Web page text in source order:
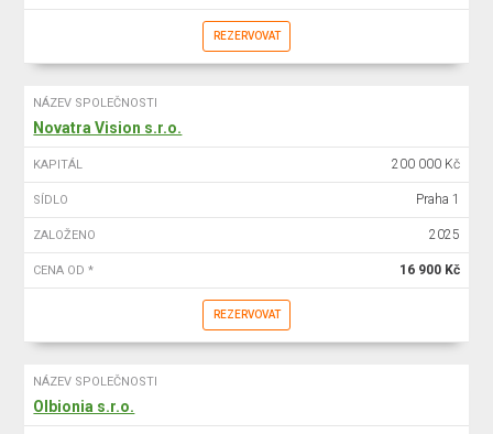
REZERVOVAT
NÁZEV SPOLEČNOSTI
Novatra Vision s.r.o.
KAPITÁL 200 000 Kč
SÍDLO Praha 1
ZALOŽENO 2025
CENA OD * 16 900 Kč
REZERVOVAT
NÁZEV SPOLEČNOSTI
Olbionia s.r.o.